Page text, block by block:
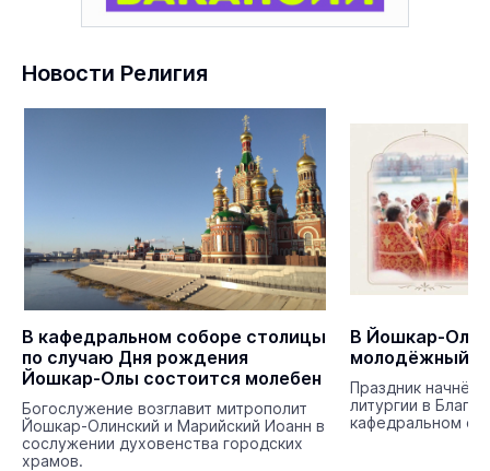
Новости Религия
В кафедральном соборе столицы
по случаю Дня рождения
Йошкар-Олы состоится молебен
Богослужение возглавит митрополит
Йошкар-Олинский и Марийский Иоанн в
сослужении духовенства городских
храмов.
В Йошкар-Оле
молодёжный
Праздник
литургии в
кафедральном